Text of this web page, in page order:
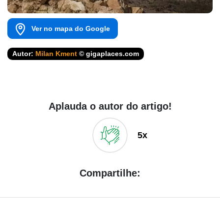
Ver no mapa do Google
Autor: Milan Kment © gigaplaces.com
Aplauda o autor do artigo!
5x
Compartilhe: